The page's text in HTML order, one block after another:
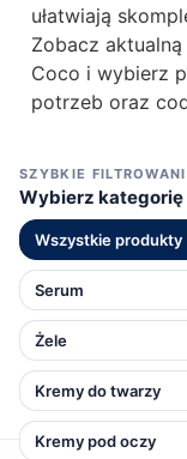
SZYBKIE
Wybierz kategorię
Wszystkie produkty
Serum
Żele
Kremy do twarzy
Kremy pod oczy
ułatwiają
Zobacz
Coco i wybierz
potrzeb oraz